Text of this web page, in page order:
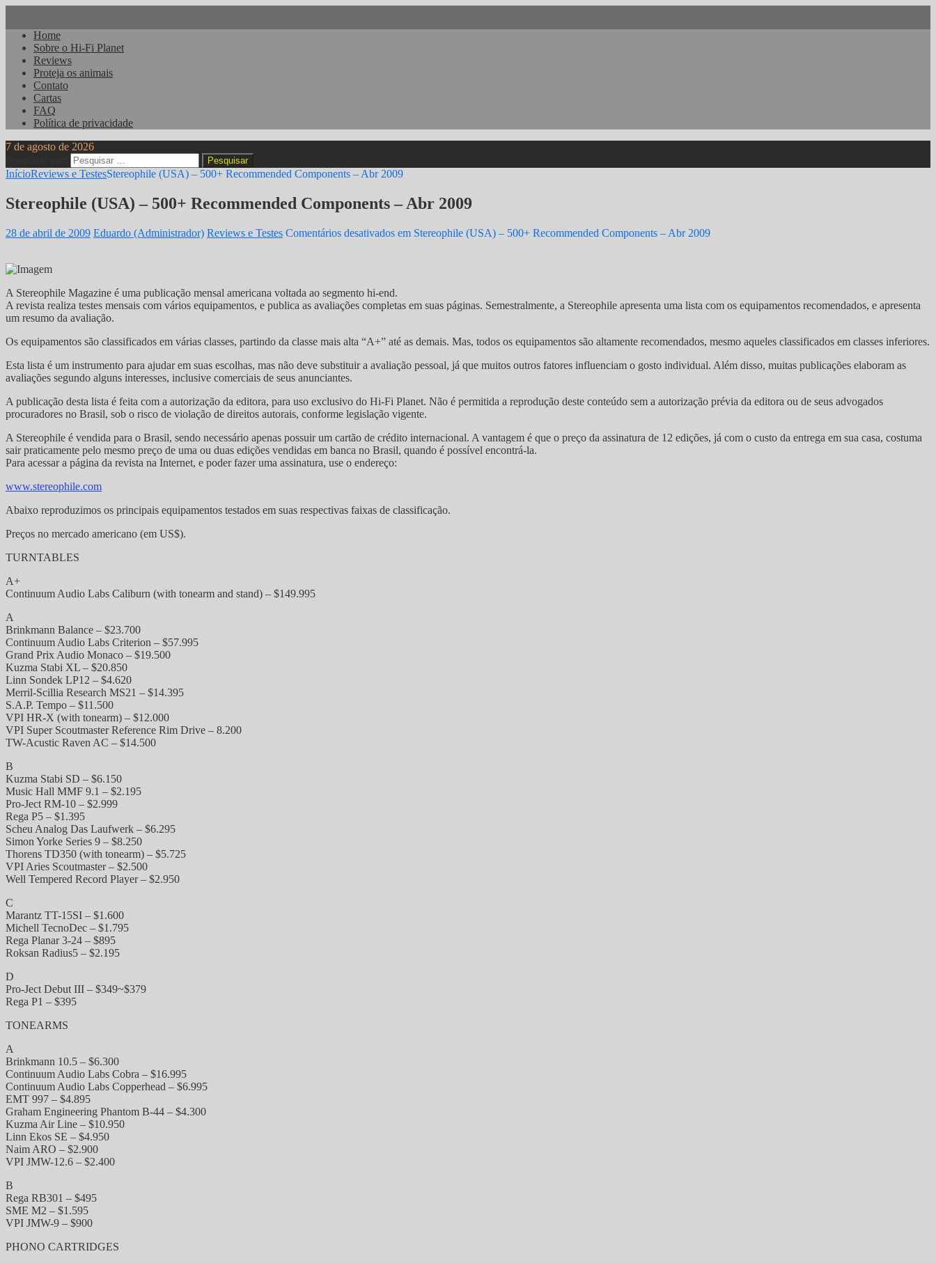
Home
Sobre o Hi-Fi Planet
Reviews
Proteja os animais
Contato
Cartas
FAQ
Política de privacidade
7 de agosto de 2026
InícioReviews e TestesStereophile (USA) – 500+ Recommended Components – Abr 2009
Stereophile (USA) – 500+ Recommended Components – Abr 2009
28 de abril de 2009 Eduardo (Administrador) Reviews e Testes Comentários desativados em Stereophile (USA) – 500+ Recommended Components – Abr 2009
A Stereophile Magazine é uma publicação mensal americana voltada ao segmento hi-end.
A revista realiza testes mensais com vários equipamentos, e publica as avaliações completas em suas páginas. Semestralmente, a Stereophile apresenta uma lista com os equipamentos recomendados, e apresenta
um resumo da avaliação.
Os equipamentos são classificados em várias classes, partindo da classe mais alta “A+” até as demais. Mas, todos os equipamentos são altamente recomendados, mesmo aqueles classificados em classes inferiores.
Esta lista é um instrumento para ajudar em suas escolhas, mas não deve substituir a avaliação pessoal, já que muitos outros fatores influenciam o gosto individual. Além disso, muitas publicações elaboram as
avaliações segundo alguns interesses, inclusive comerciais de seus anunciantes.
A publicação desta lista é feita com a autorização da editora, para uso exclusivo do Hi-Fi Planet. Não é permitida a reprodução deste conteúdo sem a autorização prévia da editora ou de seus advogados
procuradores no Brasil, sob o risco de violação de direitos autorais, conforme legislação vigente.
A Stereophile é vendida para o Brasil, sendo necessário apenas possuir um cartão de crédito internacional. A vantagem é que o preço da assinatura de 12 edições, já com o custo da entrega em sua casa, costuma
sair praticamente pelo mesmo preço de uma ou duas edições vendidas em banca no Brasil, quando é possível encontrá-la.
Para acessar a página da revista na Internet, e poder fazer uma assinatura, use o endereço:
www.stereophile.com
Abaixo reproduzimos os principais equipamentos testados em suas respectivas faixas de classificação.
Preços no mercado americano (em US$).
TURNTABLES
A+
Continuum Audio Labs Caliburn (with tonearm and stand) – $149.995
A
Brinkmann Balance – $23.700
Continuum Audio Labs Criterion – $57.995
Grand Prix Audio Monaco – $19.500
Kuzma Stabi XL – $20.850
Linn Sondek LP12 – $4.620
Merril-Scillia Research MS21 – $14.395
S.A.P. Tempo – $11.500
VPI HR-X (with tonearm) – $12.000
VPI Super Scoutmaster Reference Rim Drive – 8.200
TW-Acustic Raven AC – $14.500
B
Kuzma Stabi SD – $6.150
Music Hall MMF 9.1 – $2.195
Pro-Ject RM-10 – $2.999
Rega P5 – $1.395
Scheu Analog Das Laufwerk – $6.295
Simon Yorke Series 9 – $8.250
Thorens TD350 (with tonearm) – $5.725
VPI Aries Scoutmaster – $2.500
Well Tempered Record Player – $2.950
C
Marantz TT-15SI – $1.600
Michell TecnoDec – $1.795
Rega Planar 3-24 – $895
Roksan Radius5 – $2.195
D
Pro-Ject Debut III – $349~$379
Rega P1 – $395
TONEARMS
A
Brinkmann 10.5 – $6.300
Continuum Audio Labs Cobra – $16.995
Continuum Audio Labs Copperhead – $6.995
EMT 997 – $4.895
Graham Engineering Phantom B-44 – $4.300
Kuzma Air Line – $10.950
Linn Ekos SE – $4.950
Naim ARO – $2.900
VPI JMW-12.6 – $2.400
B
Rega RB301 – $495
SME M2 – $1.595
VPI JMW-9 – $900
PHONO CARTRIDGES